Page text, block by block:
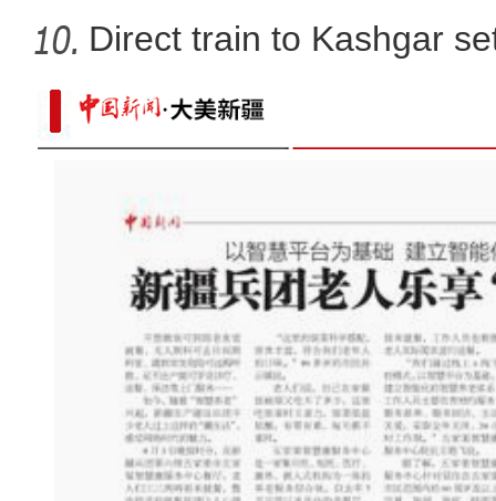
Direct train to Kashgar